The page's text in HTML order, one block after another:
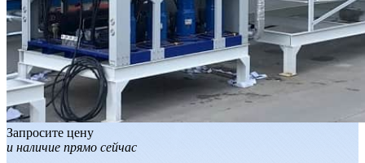
Запросите цену
и наличие прямо сейчас